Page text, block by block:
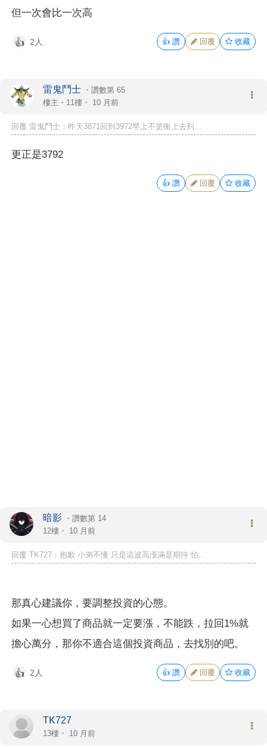
但一次會比一次高
👍 2人 👍 讚 回覆 收藏
雷鬼鬥士 ・ 讚數第 65
樓主 ・11樓・ 10 月前
回覆 雷鬼鬥士：昨天3871回到3972早上不是衝上去到...
更正是3792
👍 讚 回覆 收藏
暗影 ・ 讚數第 14
12樓・ 10 月前
回覆 TK727：抱歉 小弟不懂 只是這波高漲滿是期待 怕...
那真心建議你，要調整投資的心態。
如果一心想買了商品就一定要漲，不能跌，拉回1%就
擔心萬分，那你不適合這個投資商品，去找別的吧。
👍 2人 👍 讚 回覆 收藏
TK727
13樓・ 10 月前